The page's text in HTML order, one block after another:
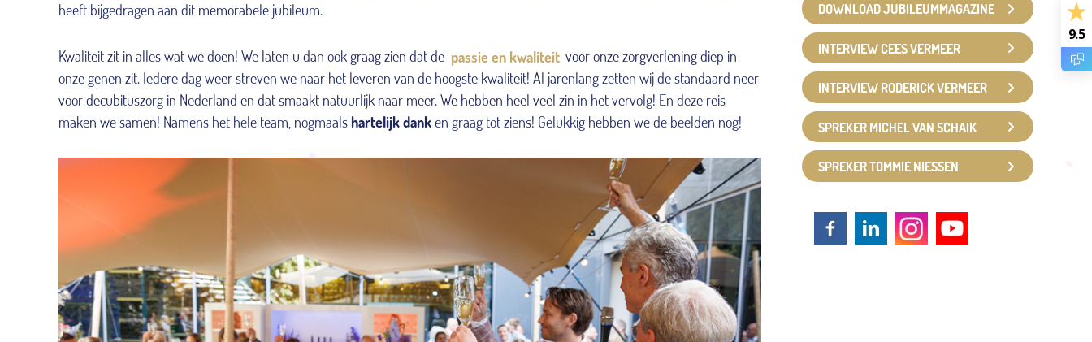
9.5
heeft bijgedragen aan dit memorabele jubileum.
Kwaliteit zit in alles wat we doen! We laten u dan ook graag zien dat de passie en kwaliteit voor onze zorgverlening diep in
onze genen zit. Iedere dag weer streven we naar het leveren van de hoogste kwaliteit! Al jarenlang zetten wij de standaard neer
voor decubituszorg in Nederland en dat smaakt natuurlijk naar meer. We hebben heel veel zin in het vervolg! En deze reis
maken we samen! Namens het hele team, nogmaals hartelijk danken graag tot ziens! Gelukkig hebben we de beelden nog!
DOWNLOAD JUBILEUMMAGAZINE
INTERVIEW CEES VERMEER
INTERVIEW RODERICK VERMEER
SPREKER MICHEL VAN SCHAIK
SPREKER TOMMIE NIESSEN